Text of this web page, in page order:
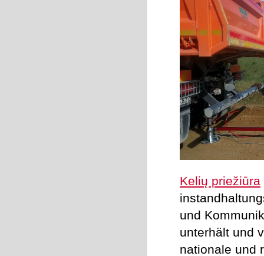
Kelių priežiūra
und
unterhält und
nationale und